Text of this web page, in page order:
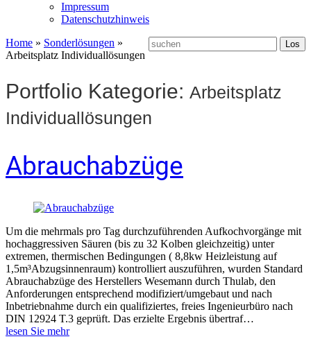
Impressum
Datenschutzhinweis
Home » Sonderlösungen »
Arbeitsplatz Individuallösungen
Portfolio Kategorie: Arbeitsplatz
Individuallösungen
Abrauchabzüge
Um die mehrmals pro Tag durchzuführenden Aufkochvorgänge mit
hochaggressiven Säuren (bis zu 32 Kolben gleichzeitig) unter
extremen, thermischen Bedingungen ( 8,8kw Heizleistung auf
1,5m³Abzugsinnenraum) kontrolliert auszuführen, wurden Standard
Abrauchabzüge des Herstellers Wesemann durch Thulab, den
Anforderungen entsprechend modifiziert/umgebaut und nach
Inbetriebnahme durch ein qualifiziertes, freies Ingenieurbüro nach
DIN 12924 T.3 geprüft. Das erzielte Ergebnis übertraf…
lesen Sie mehr